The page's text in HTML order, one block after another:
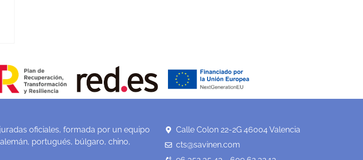
oficiales, formada por un equipo
portugués, búlgaro, chino,
Calle Colon 22-2G 46004 Valencia
cts@savinen.com